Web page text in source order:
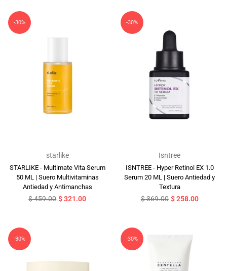
-30%
starlike
STARLIKE - Multimate Vita Serum
50 ML | Suero Multivitaminas
Antiedad y Antimanchas
Precio
$ 459.00 $ 321.00
-30%
Isntree
ISNTREE - Hyper Retinol EX 1.0
Serum 20 ML | Suero Antiedad y
Textura
Precio
$ 369.00 $ 258.00
-30% -30%